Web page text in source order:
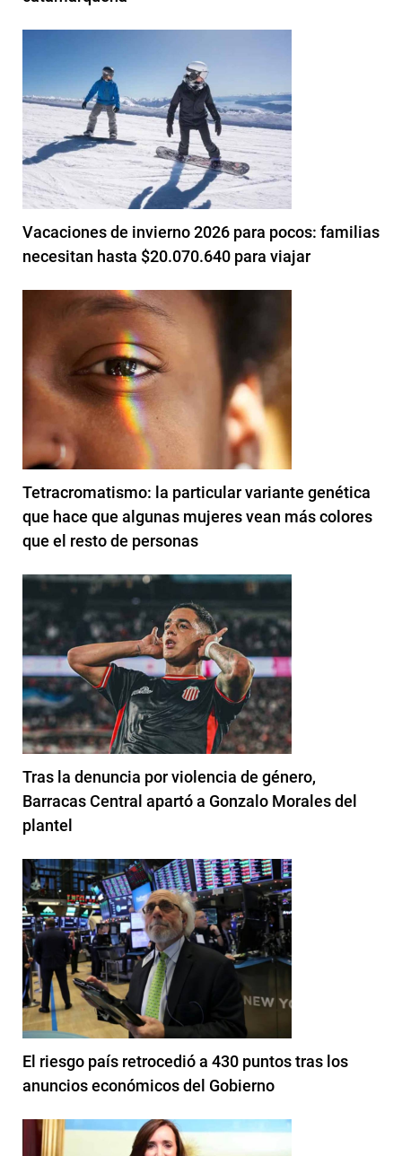
Vacaciones de invierno 2026 para pocos: familias
necesitan hasta $20.070.640 para viajar
Tetracromatismo: la particular variante genética
que hace que algunas mujeres vean más colores
que el resto de personas
Tras la denuncia por violencia de género,
Barracas Central apartó a Gonzalo Morales del
plantel
El riesgo país retrocedió a 430 puntos tras los
anuncios económicos del Gobierno